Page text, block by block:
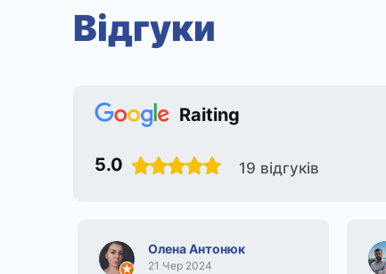
Відгуки
Raiting
5.0 19 відгуків
Олена Антонюк
21 Чер 2024